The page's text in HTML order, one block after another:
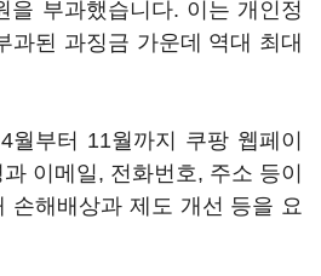
을 부과했습니다. 이는 개인정
과된 과징금 가운데 역대 최대
부터 11월까지 쿠팡 웹페이
이메일, 전화번호, 주소 등이
손해배상과 제도 개선 등을 요